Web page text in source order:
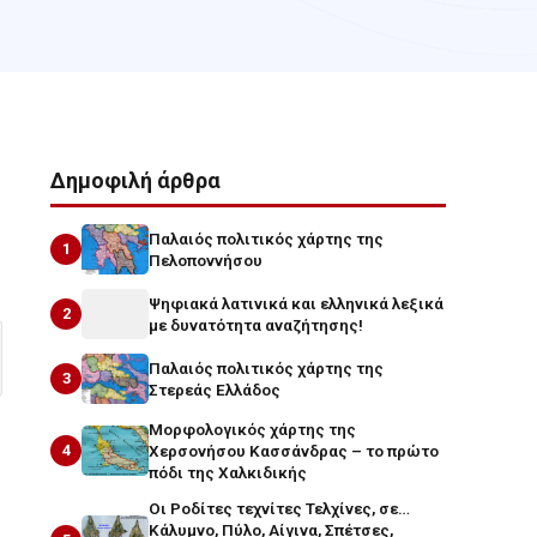
Δημοφιλή άρθρα
1
Παλαιός πολιτικός χάρτης της
Πελοποννήσου
2
Ψηφιακά λατινικά και ελληνικά λεξικά
με δυνατότητα αναζήτησης!
3
Παλαιός πολιτικός χάρτης της
Στερεάς Ελλάδος
4
Μορφολογικός χάρτης της
Χερσονήσου Κασσάνδρας – το πρώτο
πόδι της Χαλκιδικής
Οι Ροδίτες τεχνίτες Τελχίνες, σε…
Κάλυμνο, Πύλο, Αίγινα, Σπέτσες,